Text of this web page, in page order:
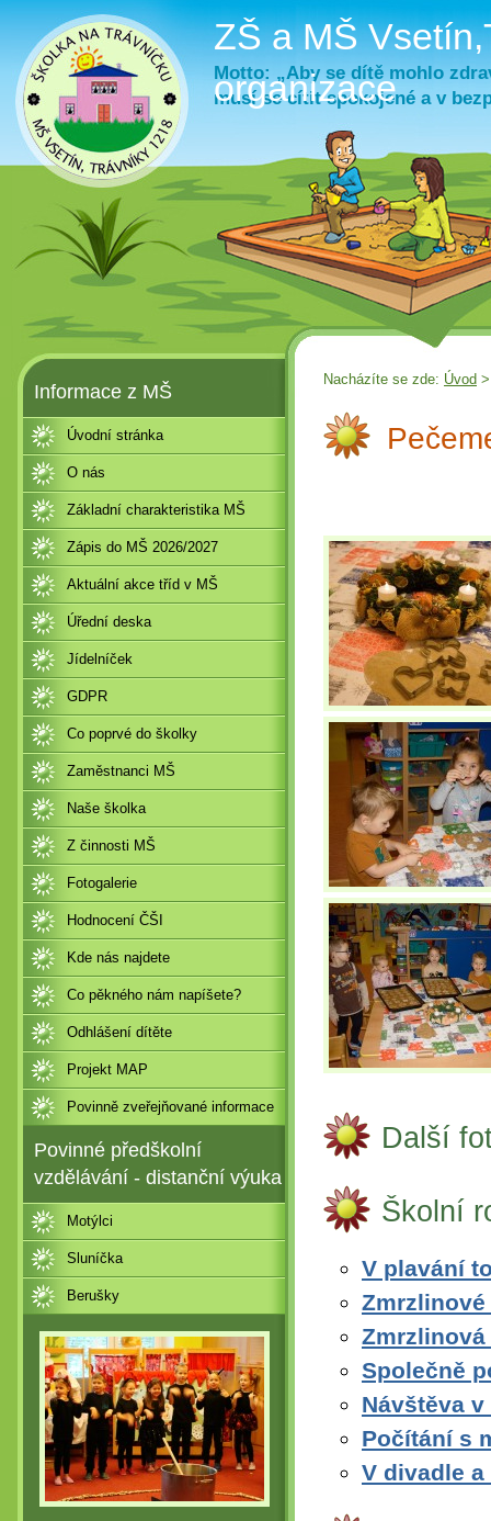
ZŠ a MŠ
organizace
Motto: „Aby se dítě mohlo
musí se cítit spokojené a v
Nacházíte se zde: Úvod
Informace z MŠ
Úvodní stránka
O nás
Základní charakteristika MŠ
Zápis do MŠ 2026/2027
Aktuální akce tříd v MŠ
Úřední deska
Jídelníček
GDPR
Co poprvé do školky
Zaměstnanci MŠ
Naše školka
Z činnosti MŠ
Fotogalerie
Hodnocení ČŠI
Kde nás najdete
Co pěkného nám napíšete?
Odhlášení dítěte
Projekt MAP
Povinně zveřejňované informace
Povinné předškolní
vzdělávání - distanční výuka
Motýlci
Sluníčka
Berušky
Další
Školní
V plavání
Společně
Návštěva
Počítání s
V divadle